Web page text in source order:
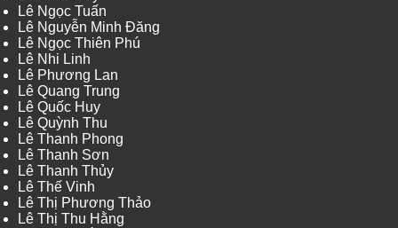
Lê Ngọc Tuấn
Lê Nguyễn Minh Đăng
Lê Ngọc Thiên Phú
Lê Nhi Linh
Lê Phương Lan
Lê Quang Trung
Lê Quốc Huy
Lê Quỳnh Thu
Lê Thanh Phong
Lê Thanh Sơn
Lê Thanh Thủy
Lê Thế Vinh
Lê Thị Phương Thảo
Lê Thị Thu Hằng